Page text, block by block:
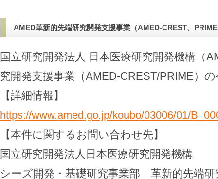
AMED革新的先端研究開発支援事業（AMED-CREST、
国立研究開発法人 日本医療研究開発機構（
究開発支援事業（AMED-CREST/PRIME）
【詳細情報】
https://www.amed.go.jp/koubo/03006/01/
【本件に関するお問い合わせ先】
国立研究開発法人日本医療研究開発機構
シーズ開発・基礎研究事業部 革新的先端研